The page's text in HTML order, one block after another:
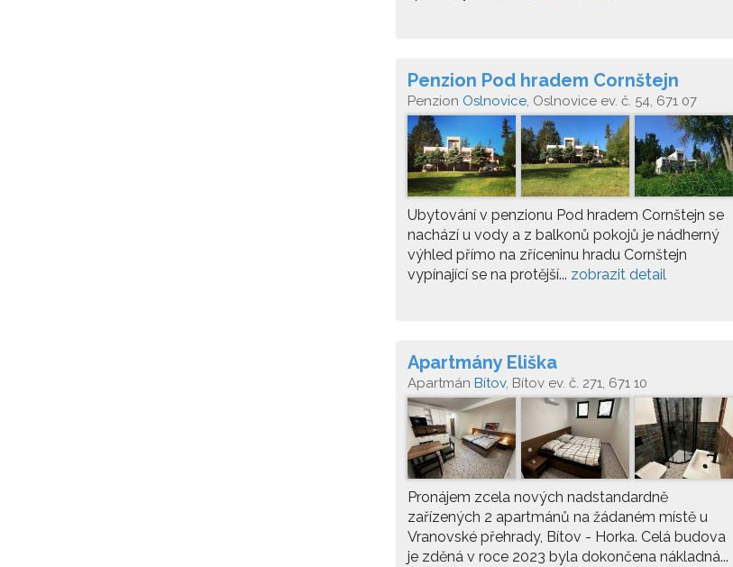
Penzion Pod hradem Cornštejn
Penzion Oslnovice, Oslnovice ev. č. 54, 671 07
Ubytování v penzionu Pod hradem Cornštejn se
nachází u vody a z balkonů pokojů je nádherný
výhled přímo na zříceninu hradu Cornštejn
vypínající se na protější... zobrazit detail
Apartmány Eliška
Apartmán Bítov, Bítov ev. č. 271, 671 10
Pronájem zcela nových nadstandardně
zařízených 2 apartmánů na žádaném místě u
Vranovské přehrady, Bítov - Horka. Celá budova
je zděná v roce 2023 byla dokončena nákladná...